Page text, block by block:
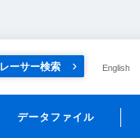
レーサー検索 English
データファイル